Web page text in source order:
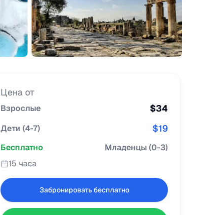
Цена от
Взрослые $34
Дети (4-7) $19
Бесплатно Младенцы(0-3)
15 часа
Забронировать бесплатно